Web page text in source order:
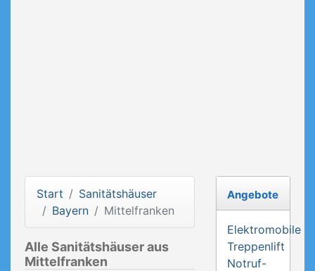
Start
Sanitätshäuser
Bayern
Mittelfranken
Alle Sanitätshäuser aus
Mittelfranken
Angebote
Elektromobile
Treppenlift
Notruf-